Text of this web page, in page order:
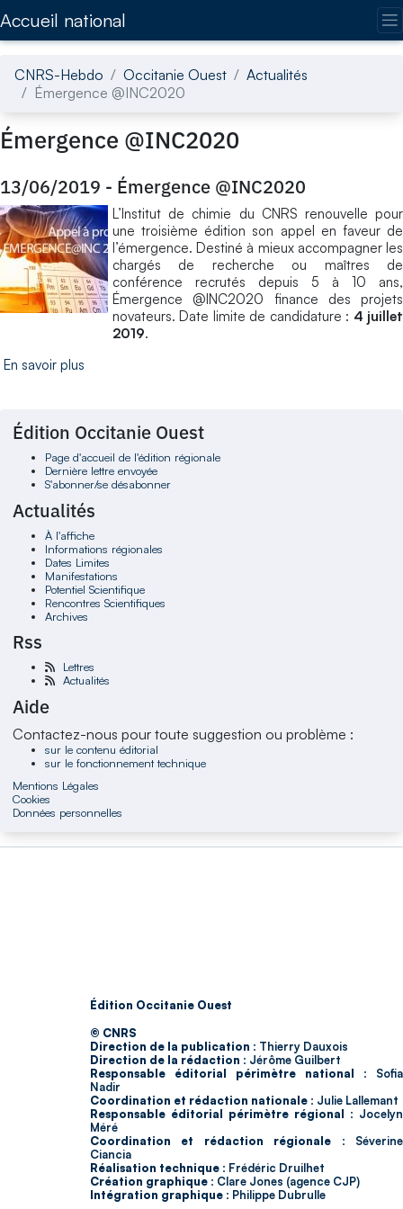
Accueil national
CNRS-Hebdo Occitanie Ouest
Actualités
Émergence @INC2020
Émergence @INC2020
13/06/2019 - Émergence @INC2020
L’Institut de chimie du CNRS renouvelle pour
une troisième édition son appel en faveur de
l’émergence. Destiné à mieux accompagner les
chargés de recherche ou maîtres de
conférence recrutés depuis 5 à 10 ans,
Émergence @INC2020 finance des projets
novateurs. Date limite de candidature : 4 juillet
2019.
En savoir plus
Édition Occitanie Ouest
Page d'accueil de l'édition régionale
Dernière lettre envoyée
S'abonner/se désabonner
Actualités
À l'affiche
Informations régionales
Dates Limites
Manifestations
Potentiel Scientifique
Rencontres Scientifiques
Archives
Rss
Lettres
Actualités
Aide
Contactez-nous pour toute suggestion ou problème :
sur le contenu éditorial
sur le fonctionnement technique
Mentions Légales
Cookies
Données personnelles
Édition Occitanie Ouest
© CNRS
Direction de la publication : Thierry Dauxois
Direction de la rédaction : Jérôme Guilbert
Responsable éditorial périmètre national : Sofia
Nadir
Coordination et rédaction nationale : Julie Lallemant
Responsable éditorial périmètre régional : Jocelyn
Méré
Coordination et rédaction régionale : Séverine
Ciancia
Réalisation technique : Frédéric Druilhet
Création graphique : Clare Jones (agence CJP)
Intégration graphique : Philippe Dubrulle